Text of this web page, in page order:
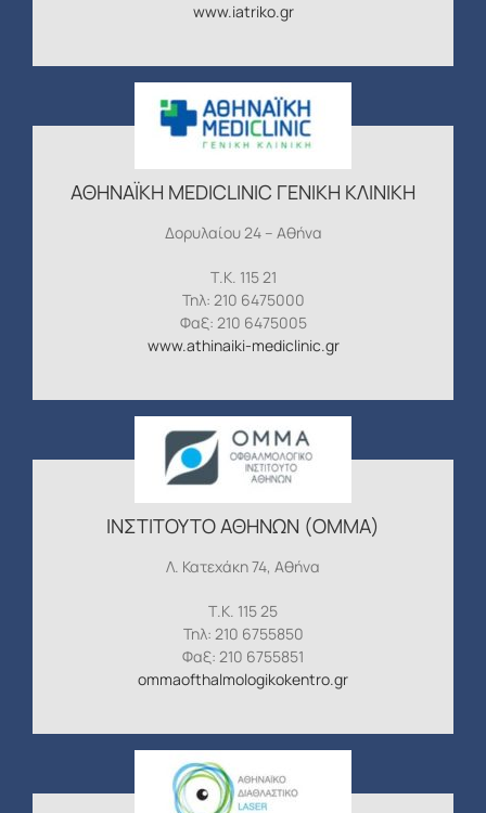
www.iatriko.gr
ΑΘΗΝΑΪΚΗ MEDICLINIC ΓΕΝΙΚΗ ΚΛΙΝΙΚΗ
Δορυλαίου 24 – Αθήνα
Τ.Κ. 115 21
Τηλ: 210 6475000
Φαξ: 210 6475005
www.athinaiki-mediclinic.gr
ΙΝΣΤΙΤΟΥΤΟ ΑΘΗΝΩΝ (ΟΜΜΑ)
Λ. Κατεχάκη 74, Αθήνα
Τ.Κ. 115 25
Τηλ: 210 6755850
Φαξ: 210 6755851
ommaofthalmologikokentro.gr